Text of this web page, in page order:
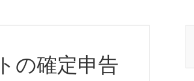
の確定申告